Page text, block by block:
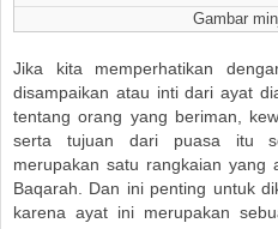
Gambar
Jika kita memperhatikan
disampaikan atau inti dari ayat
tentang orang yang beriman,
serta tujuan dari puasa itu
merupakan satu rangkaian
Baqarah. Dan ini penting untuk
karena ayat ini merupakan